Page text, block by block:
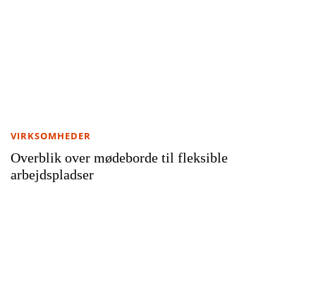
Overblik over mødeborde til fleksible
arbejdspladser
VIRKSOMHEDER